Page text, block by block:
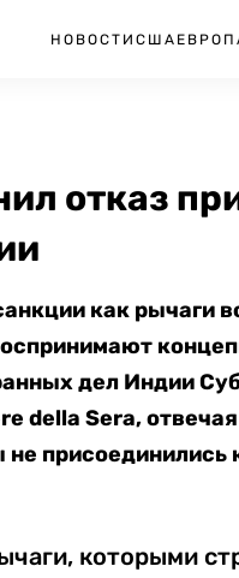
НОВОСТИ США
отказ
как рычаги
дел Индии
della Sera,
присоединились
которыми